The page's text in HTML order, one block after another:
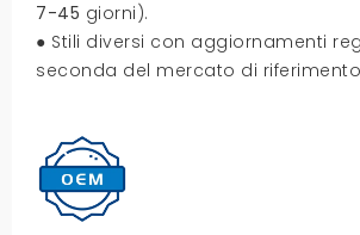
7-45 giorni).
● Stili diversi con aggiornamenti
seconda del mercato di